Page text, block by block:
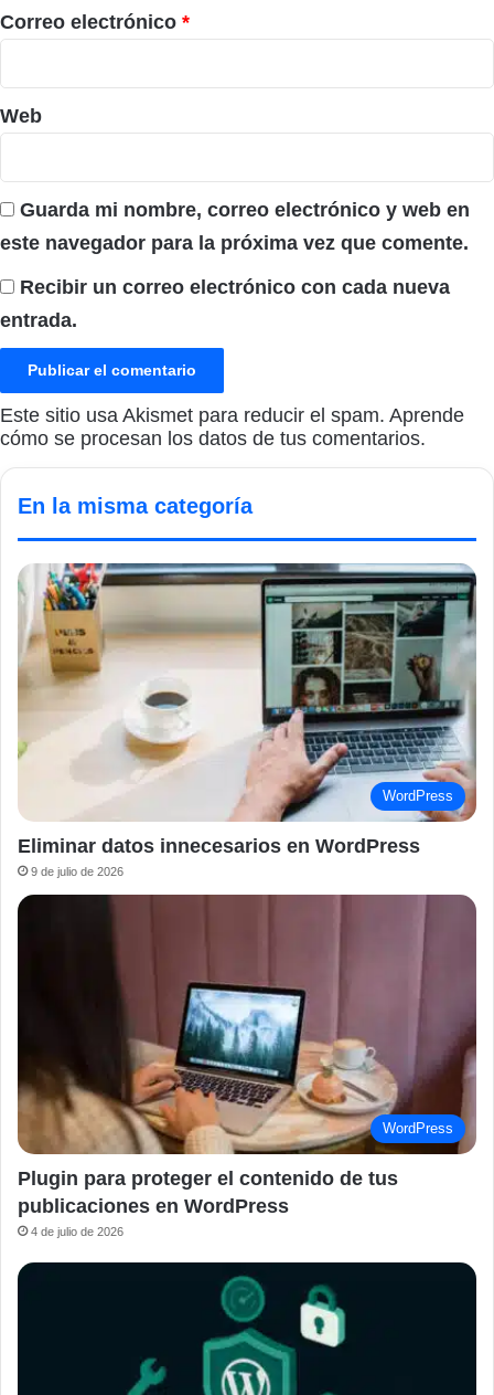
*
Correo electrónico *
Web
Guarda mi nombre, correo electrónico y web en
este navegador para la próxima vez que comente.
Recibir un correo electrónico con cada nueva
entrada.
Este sitio usa Akismet para reducir el spam. Aprende
cómo se procesan los datos de tus comentarios.
En la misma categoría
WordPress
Eliminar datos innecesarios en WordPress
9 de julio de 2026
WordPress
Plugin para proteger el contenido de tus
publicaciones en WordPress
4 de julio de 2026